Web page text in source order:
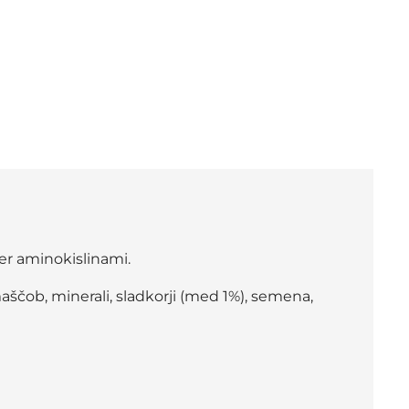
aminokislinami.
minerali, sladkorji (med 1%), semena,